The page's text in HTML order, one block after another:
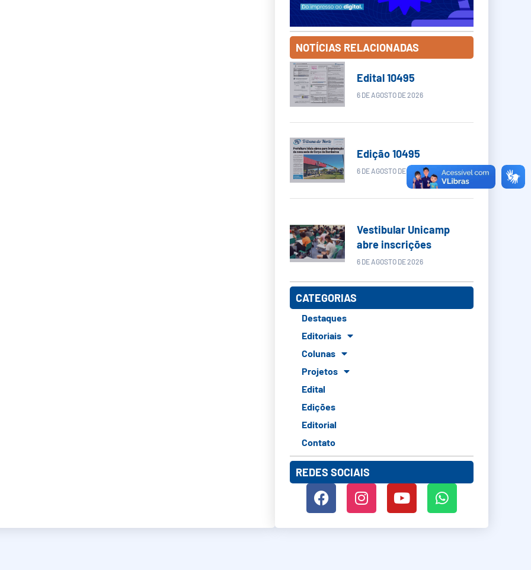
NOTÍCIAS RELACIONADAS
Edital 10495
6 DE AGOSTO DE 2026
Edição 10495
6 DE AGOSTO DE 2026
Vestibular Unicamp
abre inscrições
6 DE AGOSTO DE 2026
CATEGORIAS
Destaques
Editoriais
Colunas
Projetos
Edital
Edições
Editorial
Contato
REDES SOCIAIS